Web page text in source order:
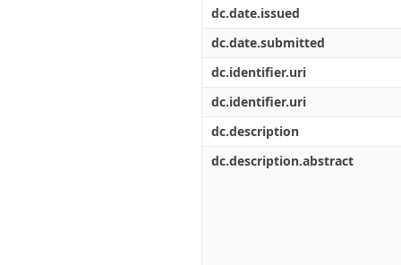
dc.date.issued
dc.date.submitted
dc.identifier.uri
dc.identifier.uri
dc.description
dc.description.abstract